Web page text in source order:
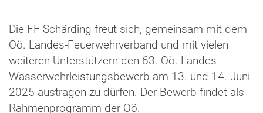
Die FF Schärding freut sich, gemeinsam mit dem
Oö. Landes-Feuerwehrverband und mit vielen
weiteren Unterstützern den 63. Oö. Landes-
Wasserwehrleistungsbewerb am 13. und 14. Juni
2025 austragen zu dürfen. Der Bewerb findet als
Rahmenprogramm der Oö.